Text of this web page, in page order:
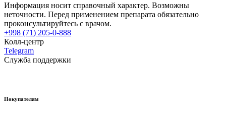
Информация носит справочный характер. Возможны
неточности. Перед применением препарата обязательно
проконсультируйтесь с врачом.
+998 (71) 205-0-888
Колл-центр
Telegram
Служба поддержки
Покупателям